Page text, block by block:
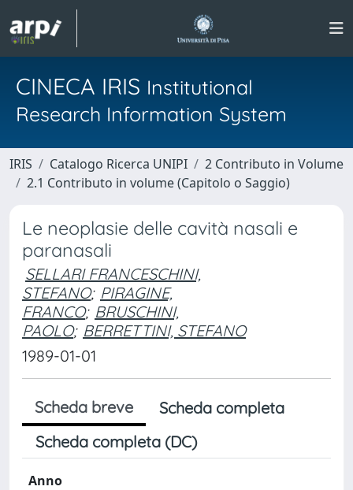
CINECA IRIS Institutional
Research Information System
IRIS Catalogo Ricerca UNIPI
2 Contributo in Volume
2.1 Contributo in volume (Capitolo o Saggio)
Le neoplasie delle cavità nasali e
paranasali
SELLARI FRANCESCHINI,
STEFANO; PIRAGINE,
FRANCO; BRUSCHINI,
PAOLO; BERRETTINI, STEFANO
1989-01-01
Scheda breve
Scheda completa
Scheda completa (DC)
Anno